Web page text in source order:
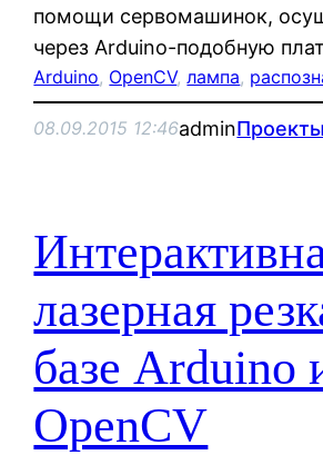
помощи сервомашинок,
через Arduino-подобную
Arduino, OpenCV, лампа,
08.09.2015 12:46admin
лазерная
базе Arduino
OpenCV